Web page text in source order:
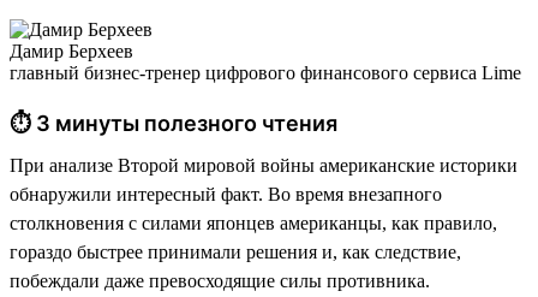
Дамир Берхеев
главный бизнес-тренер цифрового финансового сервиса Lime
⏱ 3 минуты полезного чтения
При анализе Второй мировой войны американские историки
обнаружили интересный факт. Во время внезапного
столкновения с силами японцев американцы, как правило,
гораздо быстрее принимали решения и, как следствие,
побеждали даже превосходящие силы противника.